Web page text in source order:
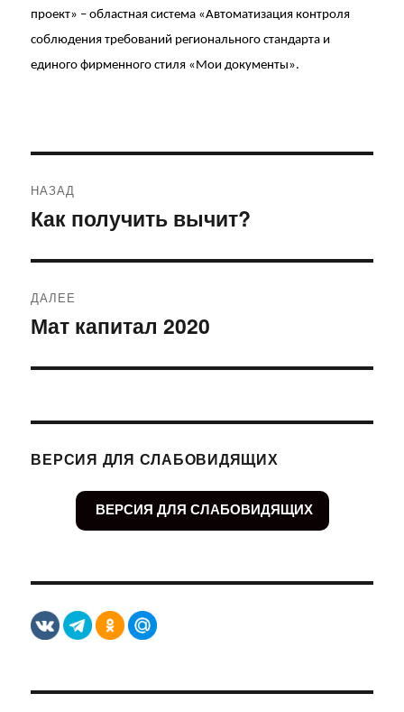
проект» – областная система «Автоматизация контроля
соблюдения требований регионального стандарта и
единого фирменного стиля «Мои документы».
по
НАЗАД
Предыдущая
Как получить вычит?
ДАЛЕЕ
Следующая
Мат капитал 2020
ВЕРСИЯ ДЛЯ СЛАБОВИДЯЩИХ
ВЕРСИЯ ДЛЯ СЛАБОВИДЯЩИХ